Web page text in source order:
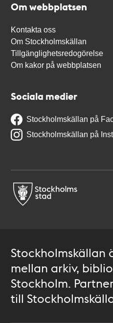
Om webbplatsen
Kontakta oss
Om Stockholmskällan
Tillgänglighetsredogörelse
Om kakor på webbplatsen
Sociala medier
Stockholmskällan på
Stockholmskällan på
Stockholmskällan
mellan arkiv,
Stockholm.
till